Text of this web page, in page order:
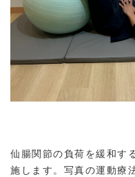
仙腸関節の負荷を緩和す
施します。写真の運動療